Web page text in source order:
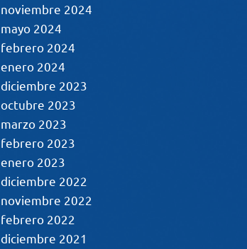
noviembre 2024
mayo 2024
febrero 2024
enero 2024
diciembre 2023
octubre 2023
marzo 2023
febrero 2023
enero 2023
diciembre 2022
noviembre 2022
febrero 2022
diciembre 2021